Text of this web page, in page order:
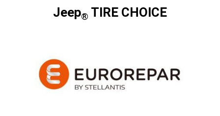
Jeep® TIRE CHOICE